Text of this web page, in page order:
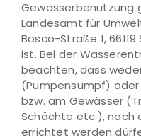
Gewässerbenutzung
Landesamt für
Bosco-Straße 1,
ist. Bei der
beachten, dass
(Pumpensumpf)
bzw. am Gewässer
Schächte etc.), noch
errichtet werden